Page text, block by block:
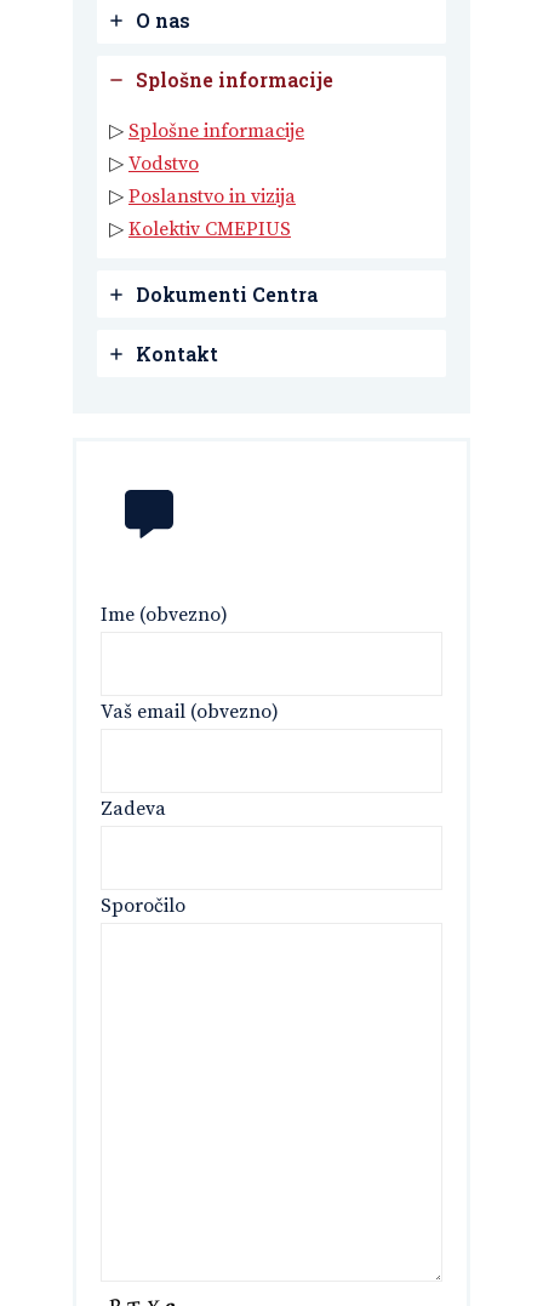
O nas
Splošne informacije
▷ Splošne informacije
▷ Vodstvo
▷ Poslanstvo in vizija
▷ Kolektiv CMEPIUS
Dokumenti Centra
Kontakt
Ime (obvezno)
Vaš email (obvezno)
Zadeva
Sporočilo